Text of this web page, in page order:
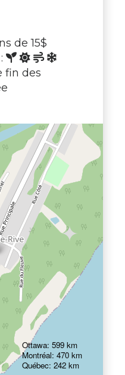
de 15$
fin des
Ottawa: 599 km
Montréal: 470 km
Québec: 242 km